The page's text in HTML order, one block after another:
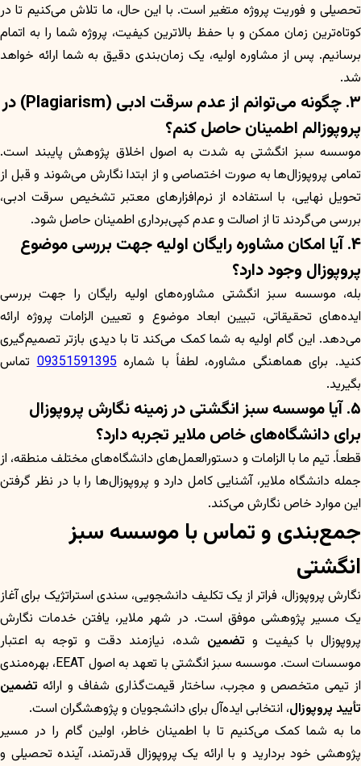
تحصیلی و فوریت پروژه متغیر است. با این حال، ما تلاش می‌کنیم تا در
کوتاه‌ترین زمان ممکن و با حفظ بالاترین کیفیت، پروژه شما را به اتمام
برسانیم. پس از مشاوره اولیه، یک زمان‌بندی دقیق به شما ارائه خواهد
شد.
۳. چگونه می‌توانم از عدم سرقت ادبی (Plagiarism) در
پروپوزالم اطمینان حاصل کنم؟
موسسه سبز انگشتی به شدت به اصول اخلاق پژوهش پایبند است.
تمامی پروپوزال‌ها به صورت اختصاصی و از ابتدا نگارش می‌شوند و قبل از
تحویل نهایی، با استفاده از نرم‌افزارهای معتبر تشخیص سرقت ادبی،
بررسی می‌گردند تا از اصالت و عدم کپی‌برداری اطمینان حاصل شود.
۴. آیا امکان مشاوره رایگان اولیه جهت بررسی موضوع
پروپوزال وجود دارد؟
بله، موسسه سبز انگشتی مشاوره‌های اولیه رایگان را جهت بررسی
ایده‌های تحقیقاتی، تبیین ابعاد موضوع و تعیین الزامات پروژه ارائه
می‌دهد. این گام اولیه به شما کمک می‌کند تا با دیدی بازتر تصمیم‌گیری
کنید. برای هماهنگی مشاوره، لطفاً با شماره09351591395تماس
بگیرید.
۵. آیا موسسه سبز انگشتی در زمینه نگارش پروپوزال
برای دانشگاه‌های خاص ملایر تجربه دارد؟
قطعاً. تیم ما با الزامات و دستورالعمل‌های دانشگاه‌های مختلف منطقه، از
جمله دانشگاه ملایر، آشنایی کامل دارد و پروپوزال‌ها را با در نظر گرفتن
این موارد خاص نگارش می‌کند.
جمع‌بندی و تماس با موسسه سبز
انگشتی
نگارش پروپوزال، فراتر از یک تکلیف دانشجویی، سندی استراتژیک برای آغاز
یک مسیر پژوهشی موفق است. در شهر ملایر، یافتن خدمات نگارش
پروپوزال با کیفیت و تضمین شده، نیازمند دقت و توجه به اعتبار
موسسات است. موسسه سبز انگشتی با تعهد به اصول EEAT، بهره‌مندی
از تیمی متخصص و مجرب، ساختار قیمت‌گذاری شفاف و ارائه تضمین
تأیید پروپوزال، انتخابی ایده‌آل برای دانشجویان و پژوهشگران است.
ما به شما کمک می‌کنیم تا با اطمینان خاطر، اولین گام را در مسیر
پژوهشی خود بردارید و با ارائه یک پروپوزال قدرتمند، آینده تحصیلی و